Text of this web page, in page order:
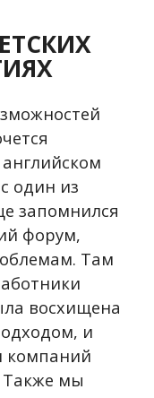
один из
запомнился
форум,
Там
восхищена
и
компаний
Также мы